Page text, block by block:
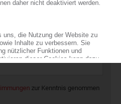
Neuigkeiten aus der
brandaktuell!
zur Kenntnis genommen